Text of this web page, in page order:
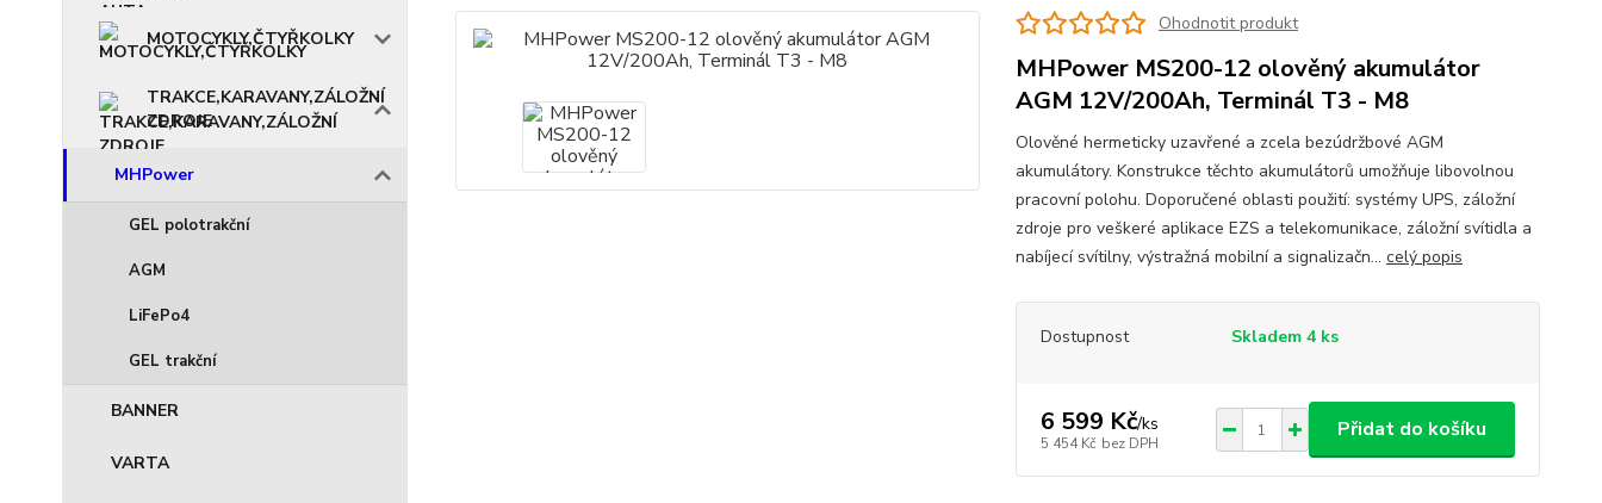
MOTOCYKLY,ČTYŘKOLKY
TRAKCE,KARAVANY,ZÁLOŽNÍ
ZDROJE
MHPower
GEL polotrakční
AGM
LiFePo4
GEL trakční
BANNER
VARTA
Ohodnotit produkt
MHPower MS200-12 olověný akumulátor
AGM 12V/200Ah, Terminál T3 - M8
Olověné hermeticky uzavřené a zcela bezúdržbové AGM
akumulátory. Konstrukce těchto akumulátorů umožňuje libovolnou
pracovní polohu. Doporučené oblasti použití: systémy UPS, záložní
zdroje pro veškeré aplikace EZS a telekomunikace, záložní svítidla a
nabíjecí svítilny, výstražná mobilní a signalizačn... celý popis
Dostupnost Skladem 4 ks
6 599 Kč/ks
5 454 Kč bez DPH
Přidat do košíku